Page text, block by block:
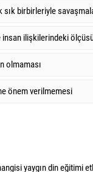
sık birbirleriyle
insan ilişkilerindeki
olmaması
önem verilmemesi
yaygın din eğitimi